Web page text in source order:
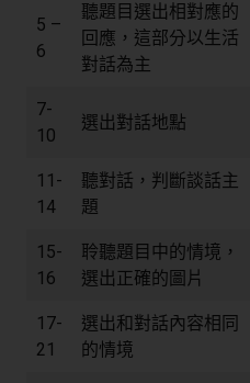
5 –
6
聽題目選出相對應的
回應，這部分以生活
對話為主
7-
10
選出對話地點
11-
14
聽對話，判斷談話主
題
15-
16
聆聽題目中的情境，
選出正確的圖片
17-
21
選出和對話內容相同
的情境